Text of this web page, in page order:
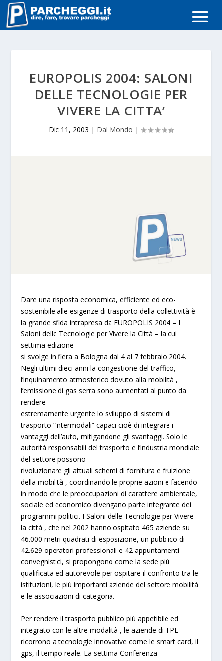
EUROPOLIS 2004: SALONI
DELLE TECNOLOGIE PER
VIVERE LA CITTA’
Dic 11, 2003 | Dal Mondo |
Dare una risposta economica, efficiente ed eco-
sostenibile alle esigenze di trasporto della collettività è
la grande sfida intrapresa da EUROPOLIS 2004 – I
Saloni delle Tecnologie per Vivere la Città – la cui
settima edizione
si svolge in fiera a Bologna dal 4 al 7 febbraio 2004.
Negli ultimi dieci anni la congestione del traffico,
l’inquinamento atmosferico dovuto alla mobilità ,
l’emissione di gas serra sono aumentati al punto da
rendere
estremamente urgente lo sviluppo di sistemi di
trasporto “intermodali” capaci cioè di integrare i
vantaggi dell’auto, mitigandone gli svantaggi. Solo le
autorità responsabili del trasporto e l’industria mondiale
del settore possono
rivoluzionare gli attuali schemi di fornitura e fruizione
della mobilità , coordinando le proprie azioni e facendo
in modo che le preoccupazioni di carattere ambientale,
sociale ed economico divengano parte integrante dei
programmi politici. I Saloni delle Tecnologie per Vivere
la città , che nel 2002 hanno ospitato 465 aziendesu
46.000 metri quadrati di esposizione, un pubblico di
42.629 operatori professionali e 42 appuntamenti
convegnistici, si propongono come la sede più
qualificata ed autorevole per ospitare il confronto tra le
istituzioni, le più importanti aziende del settore mobilità
e le associazioni di categoria.
Per rendere il trasporto pubblico più appetibile ed
integrato con le altre modalità , le aziende di TPL
ricorrono a tecnologie innovative come le smart card, il
gps, il tempo reale. La settima Conferenza